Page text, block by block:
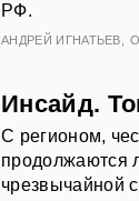
РФ.
АНДРЕЙ ИГНАТЬЕВ
Инсайд.
С регионом,
продолжаются
чрезвычайной